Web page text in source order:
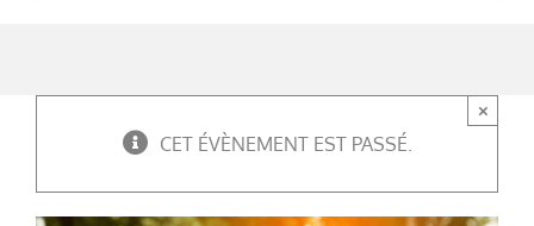
CET ÉVÈNEMENT EST PASSÉ.
×